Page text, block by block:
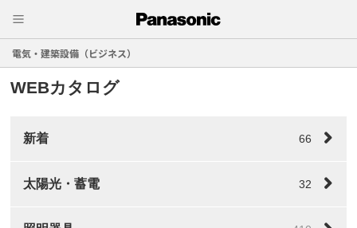
電気・建築設備（ビジネス）
WEBカタログ
新着 66
太陽光・蓄電 32